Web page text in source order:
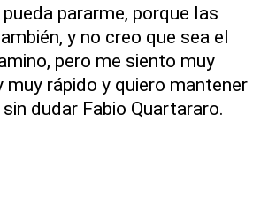
pararme, porque las
y no creo que sea el
pero me siento muy
rápido y quiero mantener
dudar Fabio Quartararo.